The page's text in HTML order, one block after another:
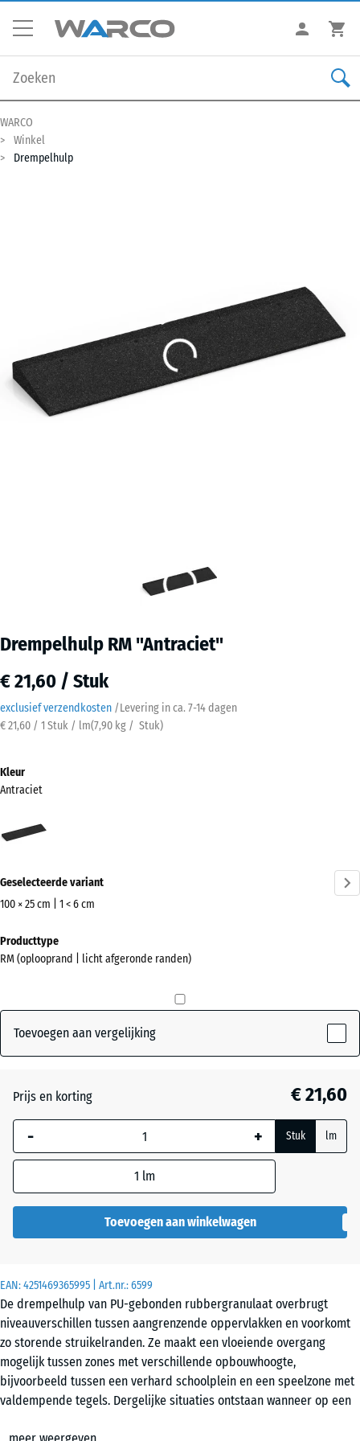
WARCO
Winkel
Drempelhulp
Drempelhulp RM "Antraciet"
€ 21,60 / Stuk
exclusief verzendkosten /Levering in ca. 7-14 dagen
€ 21,60 / 1 Stuk / lm(7,90 kg / Stuk)
EAN:4251469365995 | Art.nr.:6599
De drempelhulp van PU-gebonden rubbergranulaat overbrugt
niveauverschillen tussen aangrenzende oppervlakken en voorkomt
zo storende struikelranden. Ze maakt een vloeiende overgang
mogelijk tussen zones met verschillende opbouwhoogte,
bijvoorbeeld tussen een verhard schoolplein en een speelzone met
valdempende tegels. Dergelijke situaties ontstaan wanneer op een
Kleur
Antraciet
Geselecteerde variant
100 × 25 cm | 1 < 6 cm
voor
verzending
x
250
De geselecteerde,
blauw omlijnde
afmeting wordt
behoefteberekening
100
×
25
cm
| 1
< 6
cm
Producttype
RM (oplooprand | licht afgeronde randen)
Toevoegen aan vergelijking
Prijs en korting € 21,60
- + Stuk lm
1 lm
Toevoegen aan winkelwagen